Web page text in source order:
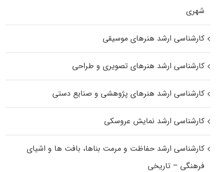
شهری
کارشناسی ارشد هنرهای موسیقی
کارشناسی ارشد هنرهای تصویری و طراحی
کارشناسی ارشد هنرهای پژوهشی و صنایع دستی
کارشناسی ارشد نمایش عروسکی
کارشناسی ارشد حفاظت و مرمت بناها، بافت‌ ها و اشیای
فرهنگی – تاریخی